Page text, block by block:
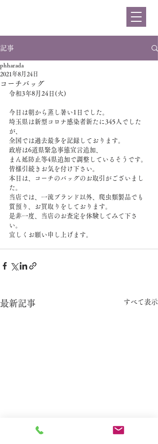
記事
コーチバッグ
phharada
2021年8月24日
令和3年8月24日(火)
今日は朝から蒸し暑い1日でした。
埼玉県は新型コロナ感染者新たに345人でした
が、
全国では過去最多を記録しております。
政府は6道県緊急事態宣言追加、
まん延防止等4県追加で調整しているそうです。
皆様引続きお気を付け下さい。
本日は、コーチのバッグのお取引がございまし
た。
当店では、一流ブランド以外、爬虫類製品でも
質預り、お買取りをしております。
是非一度、当店のお査定を体験してみて下さ
い。
宜しくお願い申し上げます。
最新記事 すべて表示